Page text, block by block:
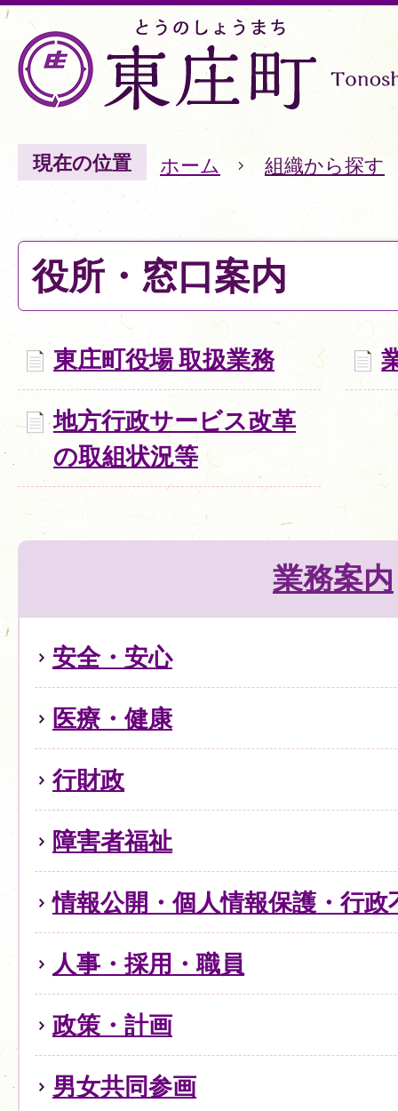
現在の位置 ホーム 組織から探す
役所・窓口案内
東庄町役場 取扱業務
地方行政サービス改革
の取組状況等
業務案内
安全・安心
医療・健康
行財政
障害者福祉
情報公開・個人情報保護・行政
人事・採用・職員
政策・計画
男女共同参画